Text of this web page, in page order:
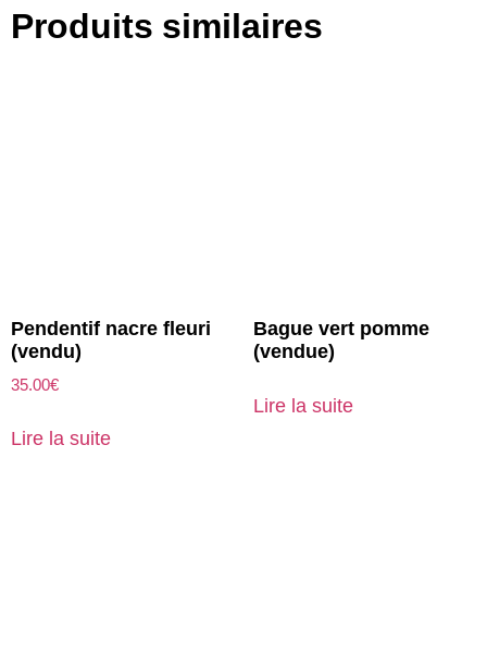
Produits similaires
Pendentif nacre fleuri
(vendu)
35.00€
Lire la suite
Bague vert pomme
(vendue)
Lire la suite